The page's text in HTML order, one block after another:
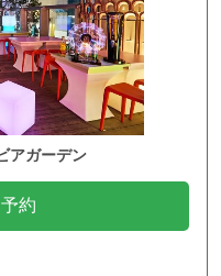
アガーデン
約